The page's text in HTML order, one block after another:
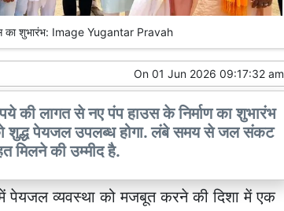
का शुभारंभ: Image Yugantar Pravah
On 01 Jun 2026 09:17:32 am
की लागत से नए पंप हाउस के निर्माण का शुभारंभ
शुद्ध पेयजल उपलब्ध होगा. लंबे समय से जल संकट
मिलने की उम्मीद है.
पेयजल व्यवस्था को मजबूत करने की दिशा में एक